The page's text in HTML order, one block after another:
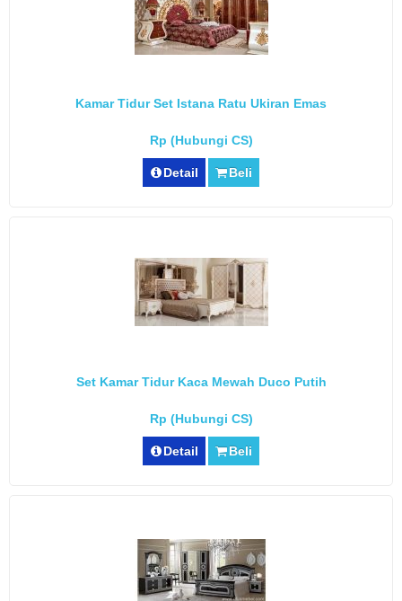
Kamar Tidur Set Istana Ratu Ukiran Emas
Rp (Hubungi CS)
Detail Beli
Set Kamar Tidur Kaca Mewah Duco Putih
Rp (Hubungi CS)
Detail Beli